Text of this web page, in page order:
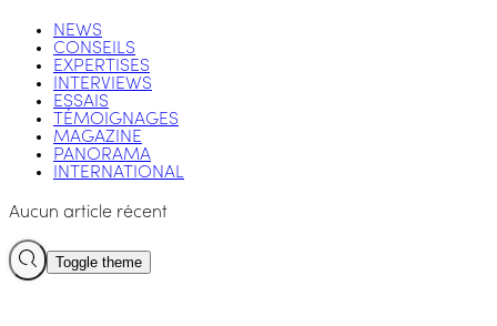
NEWS
CONSEILS
EXPERTISES
INTERVIEWS
ESSAIS
TÉMOIGNAGES
MAGAZINE
PANORAMA
INTERNATIONAL
Aucun article récent
Toggle theme